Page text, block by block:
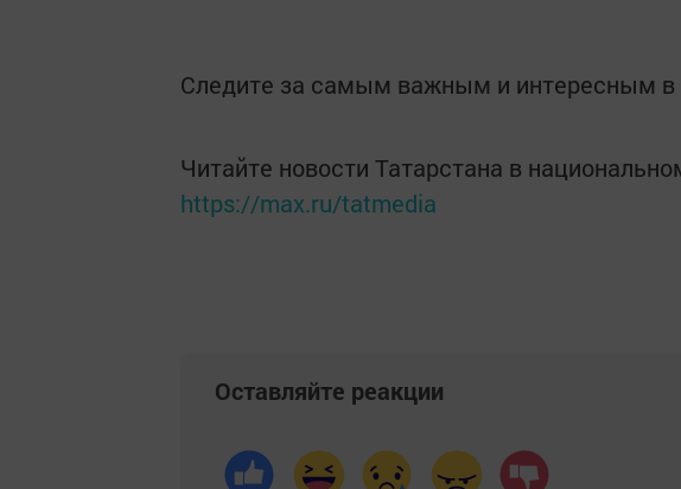
Следите за самым важным и интересным в
Читайте новости Татарстана в
https://max.ru/tatmedia
Оставляйте реакции